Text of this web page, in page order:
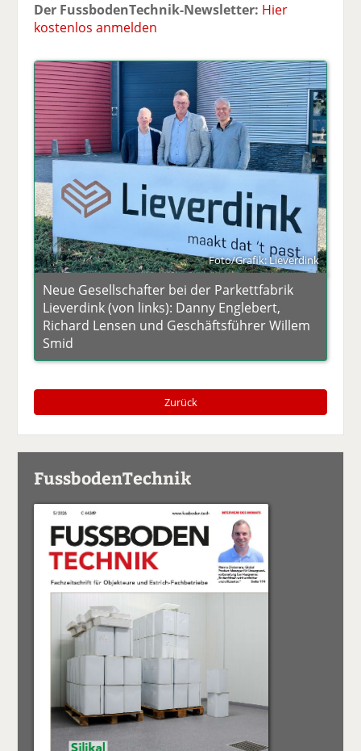
Der FussbodenTechnik-Newsletter: Hier
kostenlos anmelden
Foto/Grafik: Lieverdink
Neue Gesellschafter bei der Parkettfabrik
Lieverdink (von links): Danny Englebert,
Richard Lensen und Geschäftsführer Willem
Smid
Zurück
FussbodenTechnik